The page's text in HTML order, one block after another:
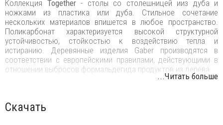
Коллекция Together - столы со столешницей ииз дуба и
ножками из пластика или дуба. Стильное сочетание
нескольких материалов впишется в любое пространство.
Поликарбонат характеризуется высокой структурной
устойчивостью, стойкостью к воздействию тепла и
истиранию. Деревянные изделия Gaber производятся в
соответствии с европейскими правилами, действующими в
отношении выбросов формальдегида продуктов из дерева.
ожидания и даже частных интерьеров.
...Читать больше
Скачать